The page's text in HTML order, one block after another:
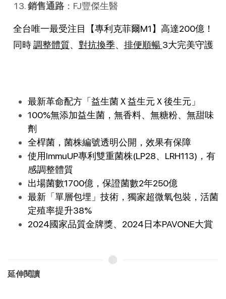
銷售通路 ：FJ豐傑生醫
全台唯一最受注目【專利克菲爾M1】高達200億！
同時調整體質、 對抗換季、 排便順暢 3大完美守護
最新革命配方「益生菌Ｘ益生元Ｘ後生元」
100%無添加益生菌，無香料、無糖粉、無甜味
劑
全桿菌，菌株編號透明公開，效果有保障
使用ImmuUP專利雙重菌株(LP28、LRH113)，有
感調整體質
出場菌數1700億，保證菌數2年250億
最新「單層包埋」技術，獨家超微氧包裝，活菌
定殖率提升38%
2024國家品質金牌獎、2024日本PAVONE大賞
延伸閱讀